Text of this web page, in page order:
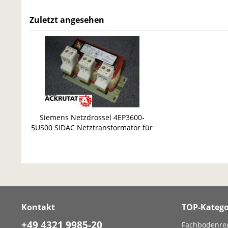
Zuletzt angesehen
Siemens Netzdrossel 4EP3600-
5US00 SIDAC Netztransformator für
Kontakt
+49 4321 9985-20
TOP-